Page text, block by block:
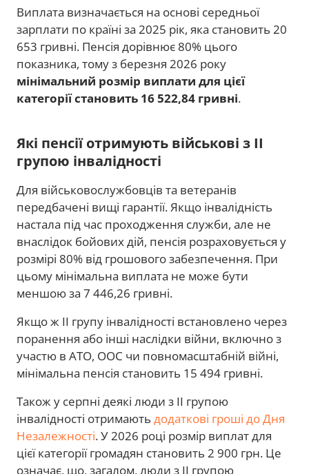
Виплата визначається на основі середньої
зарплати по країні за 2025 рік, яка становить 20
653 гривні. Пенсія дорівнює 80% цього
показника, тому з березня 2026 року
мінімальний розмір виплати для цієї
категорії становить 16 522,84 гривні.
Які пенсії отримують військові з ІІ
групою інвалідності
Для військовослужбовців та ветеранів
передбачені вищі гарантії. Якщо інвалідність
настала під час проходження служби, але не
внаслідок бойових дій, пенсія розраховується у
розмірі 80% від грошового забезпечення. При
цьому мінімальна виплата не може бути
меншою за 7 446,26 гривні.
Якщо ж II групу інвалідності встановлено через
поранення або інші наслідки війни, включно з
участю в АТО, ООС чи повномасштабній війні,
мінімальна пенсія становить 15 494 гривні.
Також у серпні деякі люди з ІІ групою
інвалідності отримають додаткові гроші до Дня
Незалежності. У 2026 році розмір виплат для
цієї категорії громадян становить 2 900 грн. Це
означає, що, загалом, люди з ІІ групою